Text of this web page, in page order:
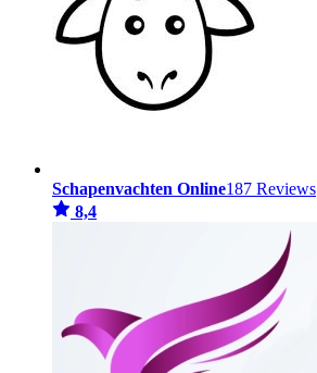
Schapenvachten Online187 Reviews
8,4